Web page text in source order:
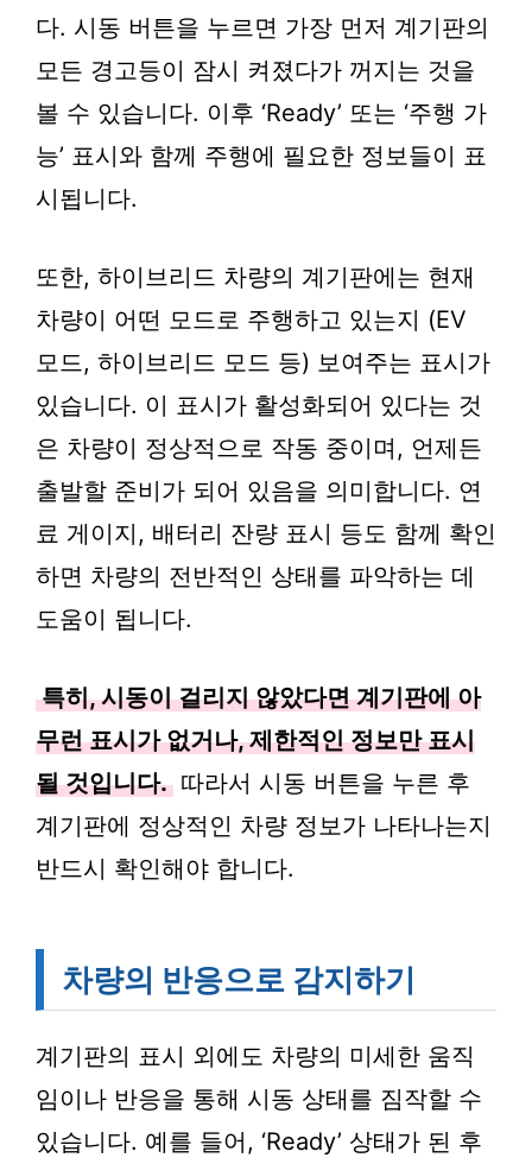
다. 시동 버튼을 누르면 가장 먼저 계기판의
모든 경고등이 잠시 켜졌다가 꺼지는 것을
볼 수 있습니다. 이후 ‘Ready’ 또는 ‘주행 가
능’ 표시와 함께 주행에 필요한 정보들이 표
시됩니다.
또한, 하이브리드 차량의 계기판에는 현재
차량이 어떤 모드로 주행하고 있는지 (EV
모드, 하이브리드 모드 등) 보여주는 표시가
있습니다. 이 표시가 활성화되어 있다는 것
은 차량이 정상적으로 작동 중이며, 언제든
출발할 준비가 되어 있음을 의미합니다. 연
료 게이지, 배터리 잔량 표시 등도 함께 확인
하면 차량의 전반적인 상태를 파악하는 데
도움이 됩니다.
특히, 시동이 걸리지 않았다면 계기판에 아
무런 표시가 없거나, 제한적인 정보만 표시
될 것입니다. 따라서 시동 버튼을 누른 후
계기판에 정상적인 차량 정보가 나타나는지
반드시 확인해야 합니다.
차량의 반응으로 감지하기
계기판의 표시 외에도 차량의 미세한 움직
임이나 반응을 통해 시동 상태를 짐작할 수
있습니다. 예를 들어, ‘Ready’ 상태가 된 후